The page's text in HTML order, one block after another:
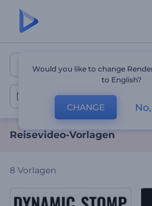
Reisevideo-
Reisevideos
Reisevideo-Vorlagen
8 Vorlagen
Would you like to change
to English?
CHANGE